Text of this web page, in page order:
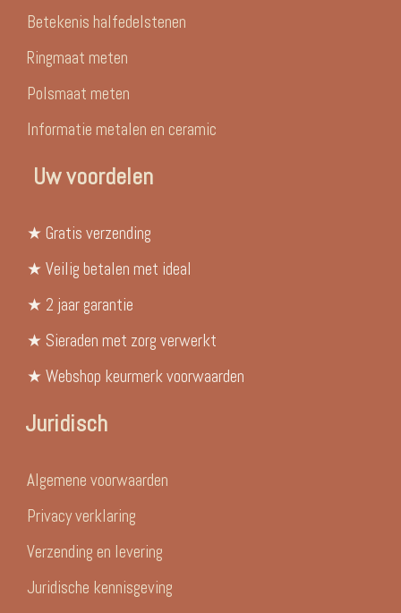
Betekenis halfedelstenen
Ringmaat meten
Polsmaat meten
Informatie metalen en ceramic
Uw voordelen
★ Gratis verzending
★ Veilig betalen met ideal
★ 2 jaar garantie
★ Sieraden met zorg verwerkt
★ Webshop keurmerk voorwaarden
Juridisch
Algemene voorwaarden
Privacy verklaring
Verzending en levering
Juridische kennisgeving